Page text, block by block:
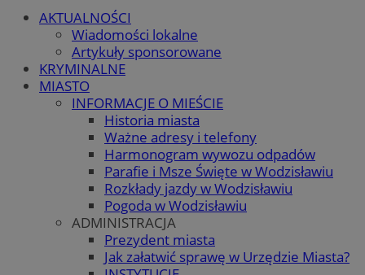
AKTUALNOŚCI
Wiadomości lokalne
Artykuły sponsorowane
KRYMINALNE
MIASTO
INFORMACJE O MIEŚCIE
Historia miasta
Ważne adresy i telefony
Harmonogram wywozu odpadów
Parafie i Msze Święte w Wodzisławiu
Rozkłady jazdy w Wodzisławiu
Pogoda w Wodzisławiu
ADMINISTRACJA
Prezydent miasta
Jak załatwić sprawę w Urzędzie Miasta?